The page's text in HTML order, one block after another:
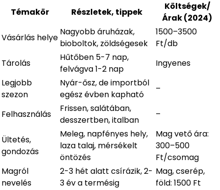
Témakör Részletek, tippek
Költségek/
Árak (2024)
Vásárlás helye
Nagyobb áruházak,
bioboltok, zöldségesek
1500–3500
Ft/db
Tárolás
Hűtőben 5-7 nap,
felvágva 1-2 nap
Ingyenes
Legjobb
szezon
Nyár-ősz, de importból
egész évben kapható
–
Felhasználás
Frissen, salátában,
desszertben, italban
–
Ültetés,
gondozás
Meleg, napfényes hely,
laza talaj, mérsékelt
öntözés
Mag vető ára:
300–500
Ft/csomag
Magról
nevelés
2-3 hét alatt csírázik, 2-
3 év a termésig
Mag, cserép,
föld: 1500 Ft